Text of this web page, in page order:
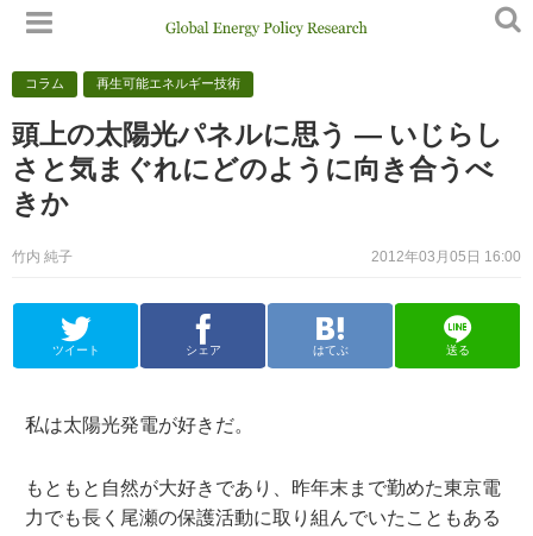
コラム 再生可能エネルギー技術
頭上の太陽光パネルに思う — いじらし
さと気まぐれにどのように向き合うべ
きか
2012年03月05日 16:00
竹内 純子
ツイート シェア はてぶ 送る
私は太陽光発電が好きだ。
もともと自然が大好きであり、昨年末まで勤めた東京電
力でも長く尾瀬の保護活動に取り組んでいたこともある